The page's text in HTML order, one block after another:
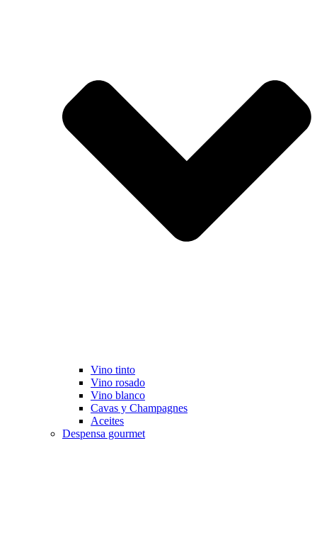
Vino tinto
Vino rosado
Vino blanco
Cavas y Champagnes
Aceites
Despensa gourmet